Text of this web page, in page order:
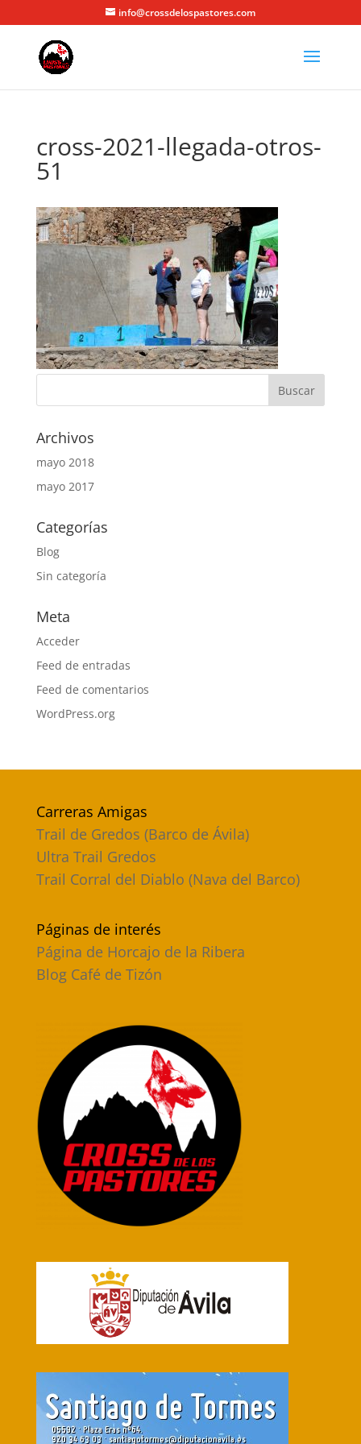
info@crossdelospastores.com
cross-2021-llegada-otros-
51
Archivos
mayo 2018
mayo 2017
Categorías
Blog
Sin categoría
Meta
Acceder
Feed de entradas
Feed de comentarios
WordPress.org
Carreras Amigas
Trail de Gredos (Barco de Ávila)
Ultra Trail Gredos
Trail Corral del Diablo (Nava del Barco)
Páginas de interés
Página de Horcajo de la Ribera
Blog Café de Tizón